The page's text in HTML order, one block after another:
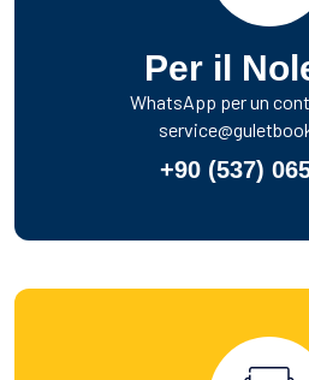
Per il
WhatsApp per un
+90 (537)